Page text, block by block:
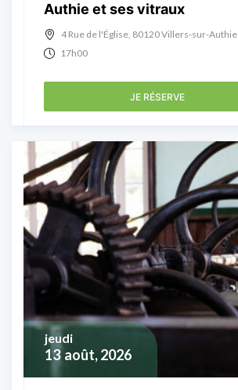
Authie et ses vitraux
4 Rue de l'Église, 80120 Villers-sur-Authie
17h00
JE RÉSERVE
13 août, 2026
jeudi